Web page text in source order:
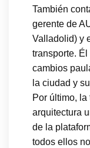
También
gerente de
Valladolid) y
transporte.
cambios
la ciudad y
Por último, la
arquitectura
de la
todos ellos